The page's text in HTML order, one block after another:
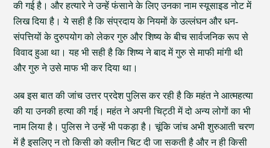
की गई है। और हत्यारे ने उन्हें फंसाने के लिए उनका नाम स्यूसाइड नोट में
लिख दिया है। ये सही है कि संप्रदाय के नियमों के उल्लंघन और धन-
संपत्तियों के दुरुपयोग को लेकर गुरु और शिष्य के बीच सार्वजनिक रूप से
विवाद हुआ था। यह भी सही है कि शिष्य ने बाद में गुरु से माफी मांगी थी
और गुरु ने उसे माफ भी कर दिया था।
अब इस बात की जांच उत्तर प्रदेश पुलिस कर रही है कि महंत ने आत्महत्या
की या उनकी हत्या की गई। महंत ने अपनी चिट्ठी में दो अन्य लोगों का भी
नाम लिया है। पुलिस ने उन्हें भी पकड़ा है। चूंकि जांच अभी शुरुआती चरण
में है इसलिए न तो किसी को क्लीन चिट दी जा सकती है और न ही किसी